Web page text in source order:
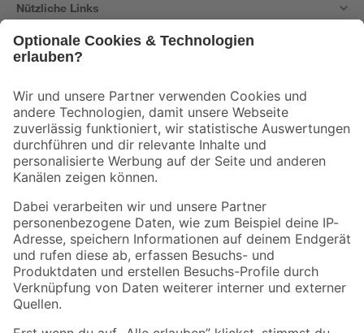
Nützliche Links
Der toom Newsletter: Keine Angebote und Aktionen mehr verpassen!
Zur Newsletter Anmeldung
Folge uns
Zahlungsarten Versandarten
Sicher einkaufen